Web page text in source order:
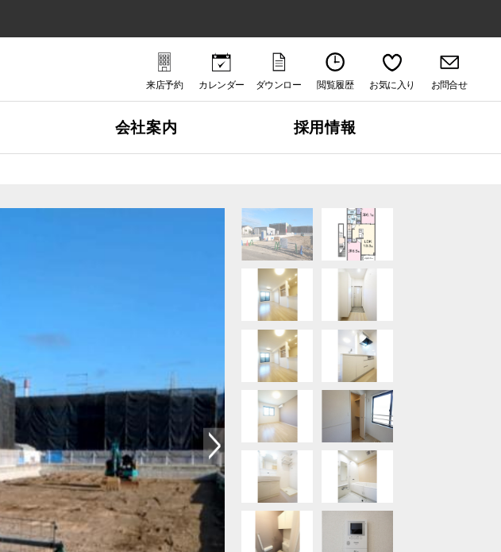
来店予約 カレンダー
ダウンロー
ド
閲覧履歴 お気に入り お問合せ
会社案内 採用情報